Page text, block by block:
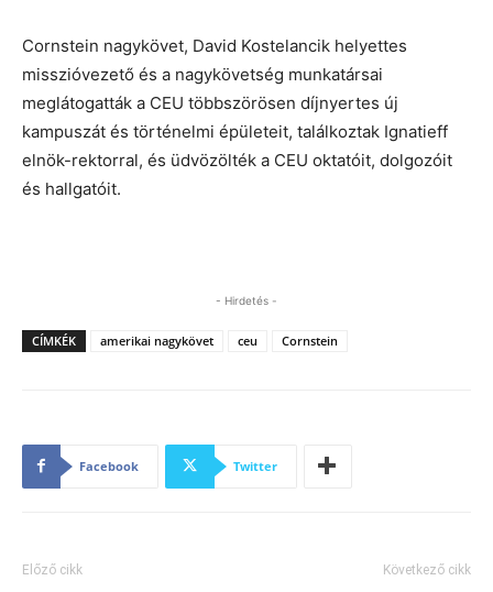
Cornstein nagykövet, David Kostelancik helyettes
misszióvezető és a nagykövetség munkatársai
meglátogatták a CEU többszörösen díjnyertes új
kampuszát és történelmi épületeit, találkoztak Ignatieff
elnök-rektorral, és üdvözölték a CEU oktatóit, dolgozóit
és hallgatóit.
- Hirdetés -
CÍMKÉK amerikai nagykövet ceu Cornstein
Facebook Twitter
Előző cikk Következő cikk